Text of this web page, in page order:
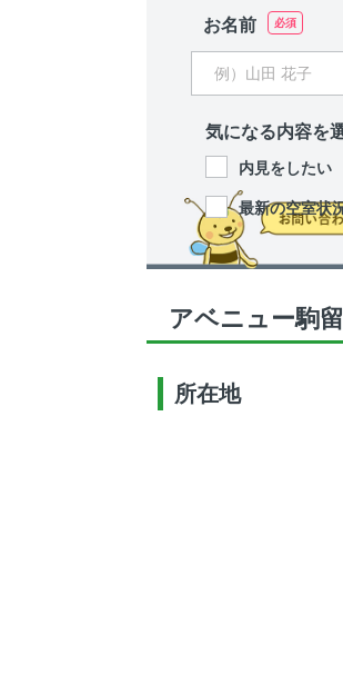
お名前
気になる内容を
内見をしたい
最新の空室状
アベニュー駒
所在地